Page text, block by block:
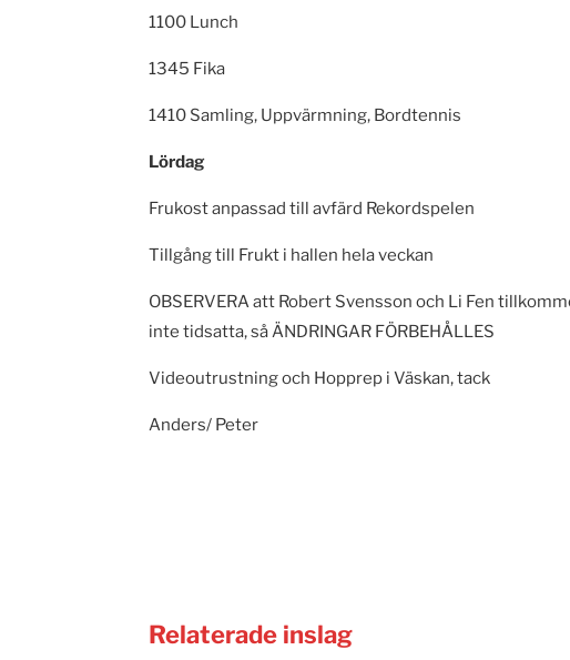
1100 Lunch
1345 Fika
1410 Samling, Uppvärmning, Bordtennis
Lördag
Frukost anpassad till avfärd Rekordspelen
Tillgång till Frukt i hallen hela veckan
OBSERVERA att Robert Svensson och Li Fen
inte tidsatta, så ÄNDRINGAR FÖRBEHÅLLES
Videoutrustning och Hopprep i Väskan, tack
Anders/ Peter
Relaterade inslag